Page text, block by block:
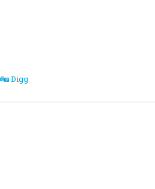
Digg